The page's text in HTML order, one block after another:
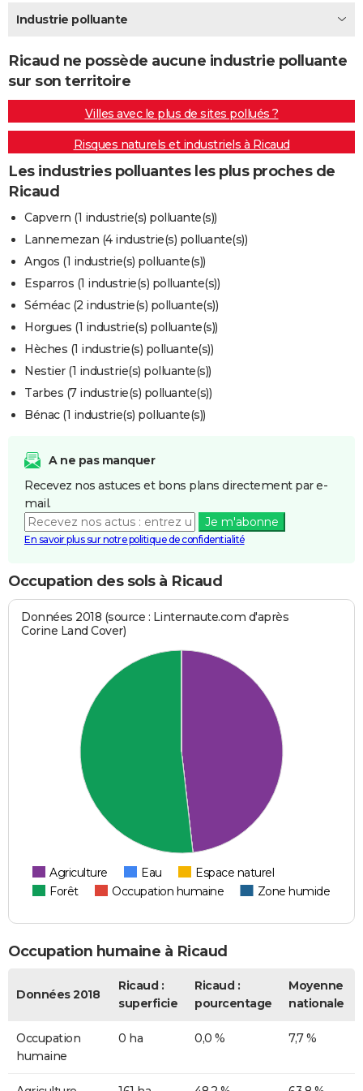
Destinations
City break
Voyage nature
Voyage de noces
Forum
Climat
+PHOTO
GUIDES D'ACHAT
BONS PLANS
CARTE DE VOEUX
Carte de Noël
Carte Bonne année
Carte Saint-Valentin
Carte d'anniversaire
DICTIONNAIRE
Dictionnaire
Biographies
Citations
Expressions
Proverbes
PROGRAMME TV
COPAINS D'AVANT
S'inscrire
Se connecter
Lycées
Collèges
Primaires
Universités
Entreprises
Service militaire
Avis de recherche
FORUM
Bricolage
Lifestyle
Culture
Sport
Auto
Television
Voyage
Cinema
Industrie polluante
Ricaud ne possède aucune industrie polluante
sur son territoire
Villes avec le plus de sites pollués ?
Risques naturels et industriels à Ricaud
Les industries polluantes les plus proches de
Ricaud
Capvern (1 industrie(s) polluante(s))
Lannemezan (4 industrie(s) polluante(s))
Angos (1 industrie(s) polluante(s))
Esparros (1 industrie(s) polluante(s))
Séméac (2 industrie(s) polluante(s))
Horgues (1 industrie(s) polluante(s))
Hèches (1 industrie(s) polluante(s))
Nestier (1 industrie(s) polluante(s))
Tarbes (7 industrie(s) polluante(s))
Bénac (1 industrie(s) polluante(s))
A ne pas manquer
Recevez nos astuces et bons plans directement par e-
mail.
Je m'abonne
En savoir plus sur notre politique de confidentialité
Occupation des sols à Ricaud
Données 2018 (source : Linternaute.com d'après
Corine Land Cover)
Agriculture Eau
Espace naturel
Forêt
Occupation humaine Zone humide
Occupation humaine à Ricaud
Données 2018
Ricaud :
superficie
Ricaud :
pourcentage
Moyenne
nationale
Occupation
humaine
0 ha 0,0 % 7,7 %